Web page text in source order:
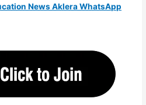
News Aklera WhatsApp